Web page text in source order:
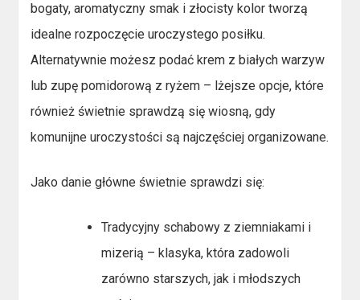
bogaty, aromatyczny smak i złocisty kolor tworzą
idealne rozpoczęcie uroczystego posiłku.
Alternatywnie możesz podać krem z białych warzyw
lub zupę pomidorową z ryżem – lżejsze opcje, które
również świetnie sprawdzą się wiosną, gdy
komunijne uroczystości są najczęściej organizowane.
Jako danie główne świetnie sprawdzi się:
Tradycyjny schabowy z ziemniakami i
mizerią – klasyka, która zadowoli
zarówno starszych, jak i młodszych